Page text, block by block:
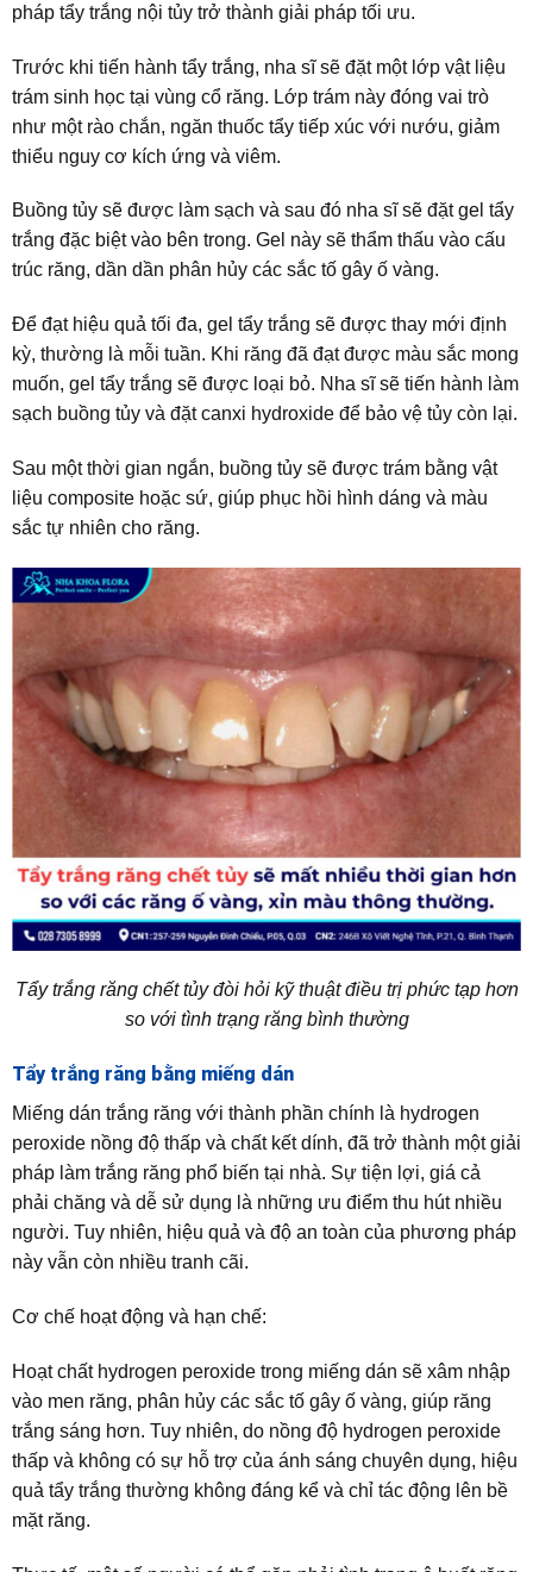
pháp tẩy trắng nội tủy trở thành giải pháp tối ưu.
Trước khi tiến hành tẩy trắng, nha sĩ sẽ đặt một lớp vật liệu
trám sinh học tại vùng cổ răng. Lớp trám này đóng vai trò
như một rào chắn, ngăn thuốc tẩy tiếp xúc với nướu, giảm
thiểu nguy cơ kích ứng và viêm.
Buồng tủy sẽ được làm sạch và sau đó nha sĩ sẽ đặt gel tẩy
trắng đặc biệt vào bên trong. Gel này sẽ thẩm thấu vào cấu
trúc răng, dần dần phân hủy các sắc tố gây ố vàng.
Để đạt hiệu quả tối đa, gel tẩy trắng sẽ được thay mới định
kỳ, thường là mỗi tuần. Khi răng đã đạt được màu sắc mong
muốn, gel tẩy trắng sẽ được loại bỏ. Nha sĩ sẽ tiến hành làm
sạch buồng tủy và đặt canxi hydroxide để bảo vệ tủy còn lại.
Sau một thời gian ngắn, buồng tủy sẽ được trám bằng vật
liệu composite hoặc sứ, giúp phục hồi hình dáng và màu
sắc tự nhiên cho răng.
Tẩy trắng răng chết tủy đòi hỏi kỹ thuật điều trị phức tạp hơn
so với tình trạng răng bình thường
Tẩy trắng răng bằng miếng dán
Miếng dán trắng răng với thành phần chính là hydrogen
peroxide nồng độ thấp và chất kết dính, đã trở thành một giải
pháp làm trắng răng phổ biến tại nhà. Sự tiện lợi, giá cả
phải chăng và dễ sử dụng là những ưu điểm thu hút nhiều
người. Tuy nhiên, hiệu quả và độ an toàn của phương pháp
này vẫn còn nhiều tranh cãi.
Cơ chế hoạt động và hạn chế:
Hoạt chất hydrogen peroxide trong miếng dán sẽ xâm nhập
vào men răng, phân hủy các sắc tố gây ố vàng, giúp răng
trắng sáng hơn. Tuy nhiên, do nồng độ hydrogen peroxide
thấp và không có sự hỗ trợ của ánh sáng chuyên dụng, hiệu
quả tẩy trắng thường không đáng kể và chỉ tác động lên bề
mặt răng.